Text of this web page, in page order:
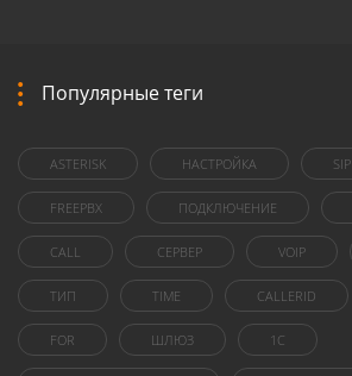
Популярные теги
ASTERISK НАСТРОЙКА SIP
FREEPBX ПОДКЛЮЧЕНИЕ
CALL СЕРВЕР VOIP
ТИП TIME CALLERID
FOR ШЛЮЗ 1C